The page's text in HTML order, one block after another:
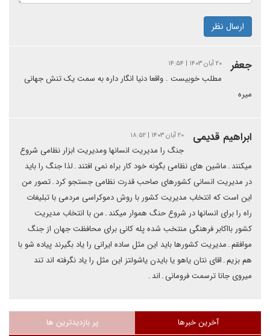
ارسال نظر
جعفر ۲۰ آبان ۱۴۰۳ | ۱۴:۵۴
مطلب خوبیست . واقعا دنیا انگار داره به سمت یک تنش جهانی
میره
ابراهیم قدیمی ۲۰ آبان ۱۴۰۳ | ۱۸:۵۲
جنگ را مدیریت انسانها ومدیریت ابزار نظامی شروع
میکنند۔ماشین های نظامی بگونه خود کار براه نمی افتند۔لذا جنگ را باید
در مدیریت انسانی کشورهای صاحب قدرت نظامی جستجو کرد۔تصور من
این است که انتخاب مدیریت کشور با روش دموکراسی مردمی با تبلیغات
راه را برای انسانها در شروع حنگ هموار میکند۔من با انتخاب مدیریت
کشور بااکابر فرهنگی منتخب شده پله کانی برای محافظت جهان از جنگ
موافقم۔مدیریت کشورها باید این مثل ساده ایرانی را یاد بگیرند پیاده شو با
هم بزیم۔اقای نتان یاهو یا بایدن یاشولتز این مثل را یاد نگرفته اند تند
میروی جانا ترسمت فرومانی۔اند۔
آخرین خبرها پر بازدیدترین ها